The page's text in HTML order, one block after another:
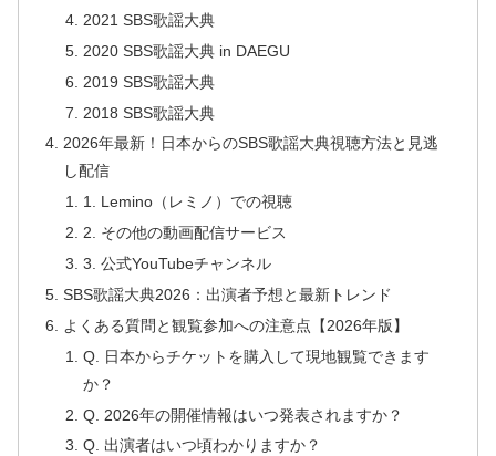
2021 SBS歌謡大典
2020 SBS歌謡大典 in DAEGU
2019 SBS歌謡大典
2018 SBS歌謡大典
2026年最新！日本からのSBS歌謡大典視聴方法と見逃
し配信
1. Lemino（レミノ）での視聴
2. その他の動画配信サービス
3. 公式YouTubeチャンネル
SBS歌謡大典2026：出演者予想と最新トレンド
よくある質問と観覧参加への注意点【2026年版】
Q. 日本からチケットを購入して現地観覧できます
か？
Q. 2026年の開催情報はいつ発表されますか？
Q. 出演者はいつ頃わかりますか？